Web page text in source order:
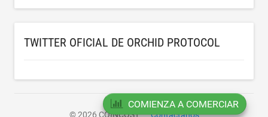
TWITTER OFICIAL DE ORCHID PROTOCOL
© 2026 COINCOST Contáctanos
COMIENZA A COMERCIAR